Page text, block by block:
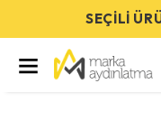
SEÇİLİ